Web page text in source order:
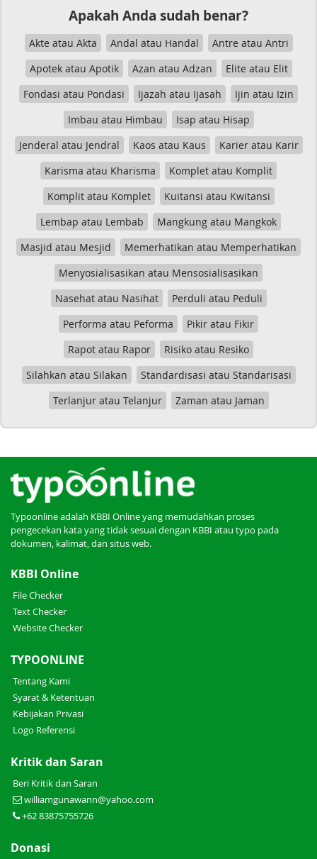
Apakah Anda sudah benar?
Akte atau Akta Andal atau Handal
Antre atau Antri
Apotek atau Apotik
Azan atau Adzan
Elite atau Elit
Fondasi atau Pondasi
Ijazah atau Ijasah
Ijin atau Izin
Imbau atau Himbau
Isap atau Hisap
Jenderal atau Jendral
Kaos atau Kaus
Karier atau Karir
Karisma atau Kharisma
Komplet atau Komplit
Komplit atau Komplet
Kuitansi atau Kwitansi
Lembap atau Lembab
Mangkung atau Mangkok
Masjid atau Mesjid
Memerhatikan atau Memperhatikan
Menyosialisasikan atau Mensosialisasikan
Nasehat atau Nasihat
Perduli atau Peduli
Performa atau Peforma
Pikir atau Fikir
Rapot atau Rapor
Risiko atau Resiko
Silahkan atau Silakan
Standardisasi atau Standarisasi
Terlanjur atau Telanjur
Zaman atau Jaman
Typoonline adalah KBBI Online yang memudahkan proses
pengecekan kata yang tidak sesuai dengan KBBI atau typo pada
dokumen, kalimat, dan situs web.
KBBI Online
File Checker
Text Checker
Website Checker
TYPOONLINE
Tentang Kami
Syarat & Ketentuan
Kebijakan Privasi
Logo Referensi
Kritik dan Saran
Beri Kritik dan Saran
williamgunawann@yahoo.com
+62 83875755726
Donasi